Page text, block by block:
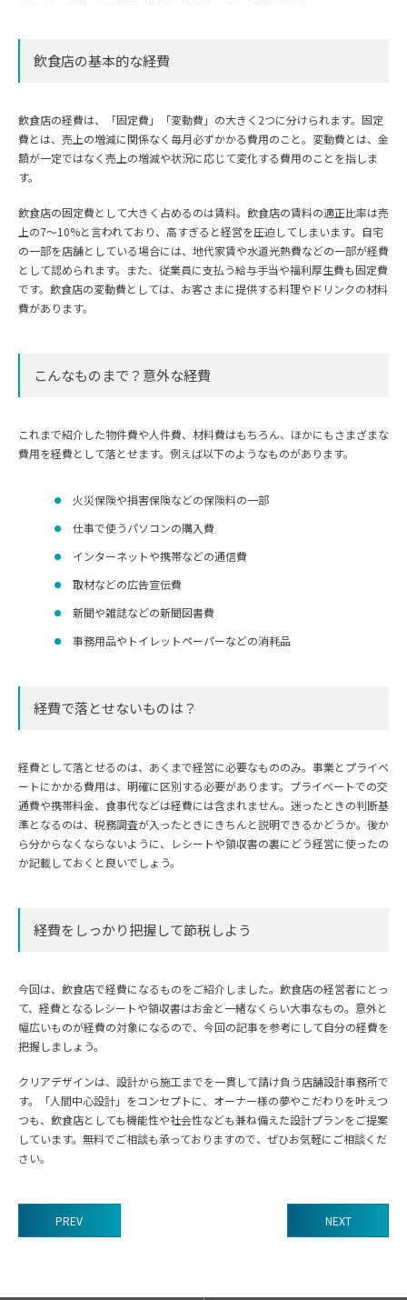
飲食店の基本的な経費
飲食店の経費は、「固定費」「変動費」の大きく2つに分けられます。固定
費とは、売上の増減に関係なく毎月必ずかかる費用のこと。変動費とは、金
額が一定ではなく売上の増減や状況に応じて変化する費用のことを指しま
す。
飲食店の固定費として大きく占めるのは賃料。飲食店の賃料の適正比率は売
上の7～10%と言われており、高すぎると経営を圧迫してしまいます。自宅
の一部を店舗としている場合には、地代家賃や水道光熱費などの一部が経費
として認められます。また、従業員に支払う給与手当や福利厚生費も固定費
です。飲食店の変動費としては、お客さまに提供する料理やドリンクの材料
費があります。
こんなものまで？意外な経費
これまで紹介した物件費や人件費、材料費はもちろん、ほかにもさまざまな
費用を経費として落とせます。例えば以下のようなものがあります。
火災保険や損害保険などの保険料の一部
仕事で使うパソコンの購入費
インターネットや携帯などの通信費
取材などの広告宣伝費
新聞や雑誌などの新聞図書費
事務用品やトイレットペーパーなどの消耗品
経費で落とせないものは？
経費として落とせるのは、あくまで経営に必要なもののみ。事業とプライベ
ートにかかる費用は、明確に区別する必要があります。プライベートでの交
通費や携帯料金、食事代などは経費には含まれません。迷ったときの判断基
準となるのは、税務調査が入ったときにきちんと説明できるかどうか。後か
ら分からなくならないように、レシートや領収書の裏にどう経営に使ったの
か記載しておくと良いでしょう。
経費をしっかり把握して節税しよう
今回は、飲食店で経費になるものをご紹介しました。飲食店の経営者にとっ
て、経費となるレシートや領収書はお金と一緒なくらい大事なもの。意外と
幅広いものが経費の対象になるので、今回の記事を参考にして自分の経費を
把握しましょう。
クリアデザインは、設計から施工までを一貫して請け負う店舗設計事務所で
す。「人間中心設計」をコンセプトに、オーナー様の夢やこだわりを叶えつ
つも、飲食店としても機能性や社会性なども兼ね備えた設計プランをご提案
しています。無料でご相談も承っておりますので、ぜひお気軽にご相談くだ
さい。
の
PREV NEXT